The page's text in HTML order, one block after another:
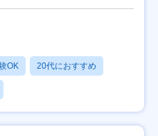
OK 20代におすすめ